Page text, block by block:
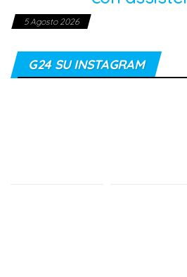
5 Agosto 2026
G24 SU INSTAGRAM